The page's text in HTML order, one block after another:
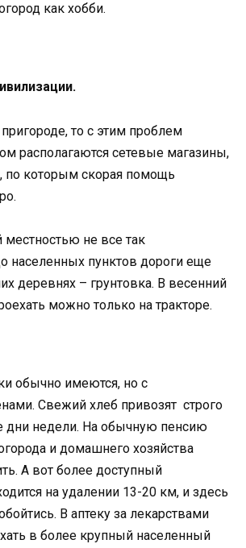
как хобби.
то с этим проблем
располагаются сетевые магазины,
по которым скорая помощь
местностью не все так
населенных пунктов дороги еще
деревнях – грунтовка. В весенний
можно только на тракторе.
обычно имеются, но с
Свежий хлеб привозят строго
дни недели. На обычную пенсию
и домашнего хозяйства
А вот более доступный
на удалении 13-20 км, и здесь
В аптеку за лекарствами
в более крупный населенный